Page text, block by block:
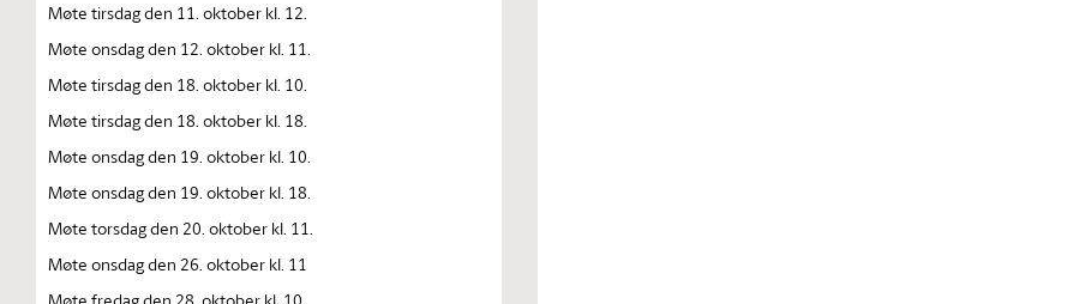
Møte tirsdag den 11. oktober kl. 12.
Møte onsdag den 12. oktober kl. 11.
Møte tirsdag den 18. oktober kl. 10.
Møte tirsdag den 18. oktober kl. 18.
Møte onsdag den 19. oktober kl. 10.
Møte onsdag den 19. oktober kl. 18.
Møte torsdag den 20. oktober kl. 11.
Møte onsdag den 26. oktober kl. 11